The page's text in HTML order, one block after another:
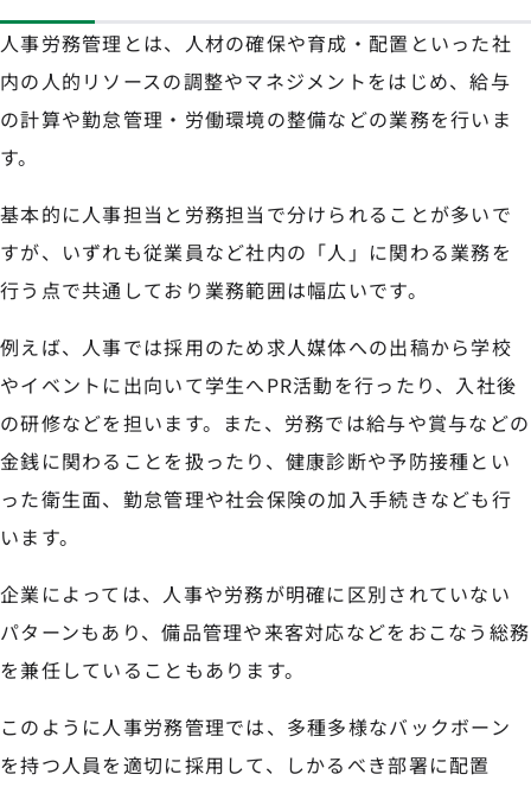
人事労務管理とは、人材の確保や育成・配置といった社
内の人的リソースの調整やマネジメントをはじめ、給与
の計算や勤怠管理・労働環境の整備などの業務を行いま
す。
基本的に人事担当と労務担当で分けられることが多いで
すが、いずれも従業員など社内の「人」に関わる業務を
行う点で共通しており業務範囲は幅広いです。
例えば、人事では採用のため求人媒体への出稿から学校
やイベントに出向いて学生へPR活動を行ったり、入社後
の研修などを担います。また、労務では給与や賞与などの
金銭に関わることを扱ったり、健康診断や予防接種とい
った衛生面、勤怠管理や社会保険の加入手続きなども行
います。
企業によっては、人事や労務が明確に区別されていない
パターンもあり、備品管理や来客対応などをおこなう総務
を兼任していることもあります。
このように人事労務管理では、多種多様なバックボーン
を持つ人員を適切に採用して、しかるべき部署に配置